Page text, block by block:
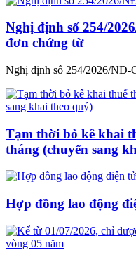
Nghị định số 254/
đơn chứng từ
Nghị định số 254/2026/NĐ-
Tạm thời bỏ kê khai
tháng (chuyển sang
Hợp đồng lao động